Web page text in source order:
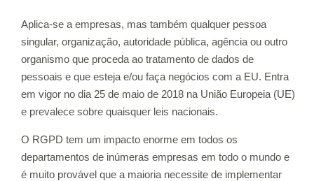
Aplica-se a empresas, mas também qualquer pessoa
singular, organização, autoridade pública, agência ou outro
organismo que proceda ao tratamento de dados de
pessoais e que esteja e/ou faça negócios com a EU. Entra
em vigor no dia 25 de maio de 2018 na União Europeia (UE)
e prevalece sobre quaisquer leis nacionais.
O RGPD tem um impacto enorme em todos os
departamentos de inúmeras empresas em todo o mundo e
é muito provável que a maioria necessite de implementar